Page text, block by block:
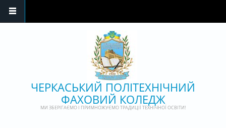
ЧЕРКАСЬКИЙ ПОЛІТЕХНІЧНИЙ
ФАХОВИЙ КОЛЕДЖ
МИ ЗБЕРІГАЄМО І ПРИМНОЖУЄМО ТРАДИЦІЇ ТЕХНІЧНОЇ ОСВІТИ!